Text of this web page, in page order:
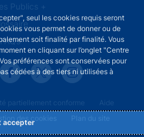
seul les cookies requis seront
vous permet de donner ou de
soit finalité par finalité. Vous
en cliquant sur l’onglet "Centre
préférences sont conservées pour
cédées à des tiers ni utilisées à
accepter
Publics +
FAQs
partiellement conforme
Aide
des cookies Plan du site